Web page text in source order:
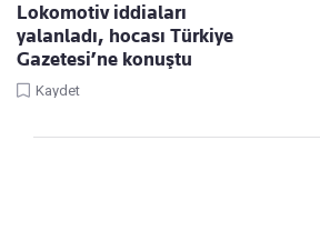
Lokomotiv iddiaları
yalanladı, hocası Türkiye
Gazetesi’ne konuştu
Kaydet